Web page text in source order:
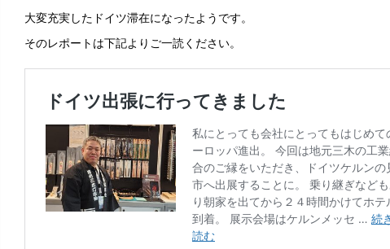
大変充実したドイツ滞在になったようです。
そのレポートは下記よりご一読ください。